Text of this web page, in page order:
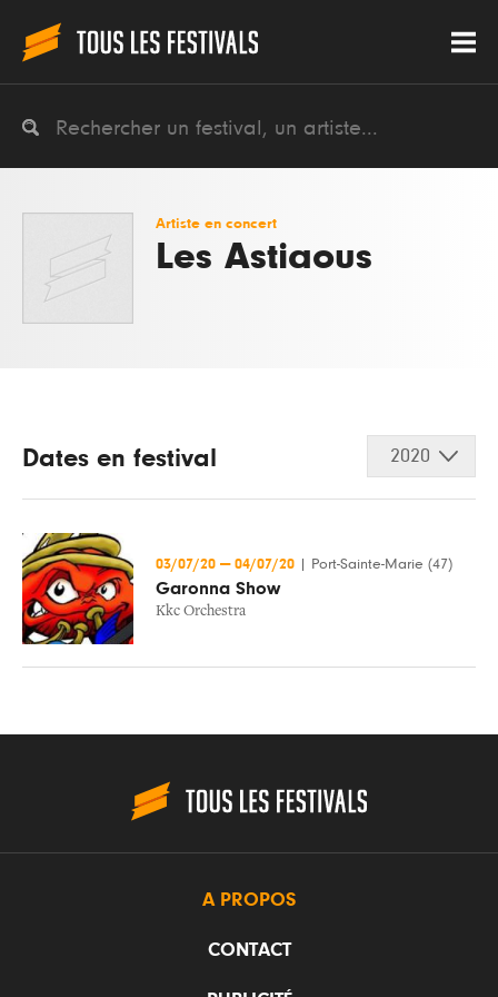
Artiste en concert
Les Astiaous
Dates en festival 2020
03/07/20 — 04/07/20 Port-Sainte-Marie (47)
Garonna Show
Kkc Orchestra
A PROPOS
CONTACT